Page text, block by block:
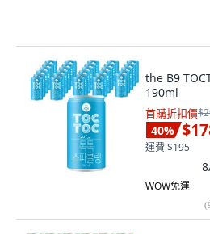
the B9
190ml
首購折扣價
40%
運費 $195
WOW免運
(